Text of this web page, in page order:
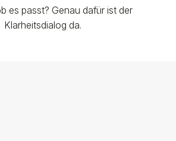
es passt? Genau dafür ist der
Klarheitsdialog da.